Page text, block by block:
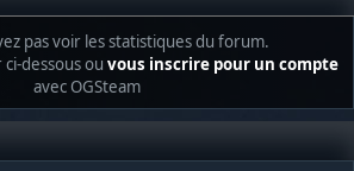
pas voir les statistiques du forum.
dessous ou vous inscrire pour un compte
avec OGSteam